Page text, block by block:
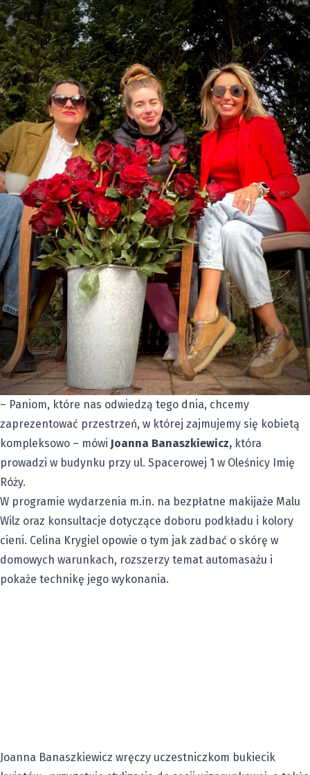
– Paniom, które nas odwiedzą tego dnia, chcemy
zaprezentować przestrzeń, w której zajmujemy się kobietą
kompleksowo – mówi Joanna Banaszkiewicz, która
prowadzi w budynku przy ul. Spacerowej 1 w Oleśnicy Imię
Róży.
W programie wydarzenia m.in. na bezpłatne makijaże Malu
Wilz oraz konsultacje dotyczące doboru podkładu i kolory
cieni. Celina Krygiel opowie o tym jak zadbać o skórę w
domowych warunkach, rozszerzy temat automasażu i
pokaże technikę jego wykonania.
Joanna Banaszkiewicz wręczy uczestniczkom bukiecik